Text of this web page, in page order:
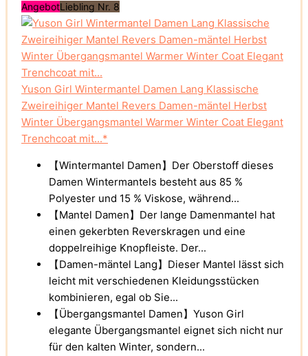
AngebotLiebling Nr. 8
Yuson Girl Wintermantel Damen Lang Klassische
Zweireihiger Mantel Revers Damen-mäntel Herbst
Winter Übergangsmantel Warmer Winter Coat Elegant
Trenchcoat mit...*
【Wintermantel Damen】Der Oberstoff dieses
Damen Wintermantels besteht aus 85 %
Polyester und 15 % Viskose, während...
【Mantel Damen】Der lange Damenmantel hat
einen gekerbten Reverskragen und eine
doppelreihige Knopfleiste. Der...
【Damen-mäntel Lang】Dieser Mantel lässt sich
leicht mit verschiedenen Kleidungsstücken
kombinieren, egal ob Sie...
【Übergangsmantel Damen】Yuson Girl
elegante Übergangsmantel eignet sich nicht nur
für den kalten Winter, sondern...